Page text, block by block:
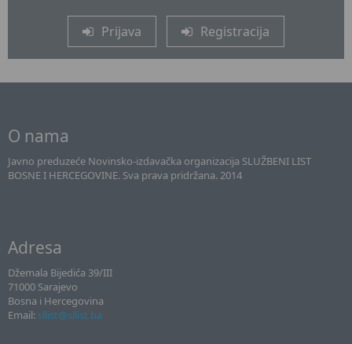
Prijava Registracija
O nama
Javno preduzeće Novinsko-izdavačka organizacija SLUŽBENI LIST
BOSNE I HERCEGOVINE. Sva prava pridržana. 2014
Adresa
Džemala Bijedića 39/III
71000 Sarajevo
Bosna i Hercegovina
Email: sllist@sllist.ba